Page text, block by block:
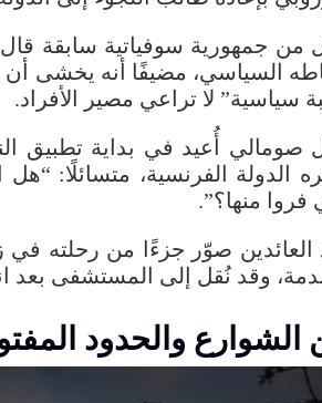
من جمهورية سوفياتية سابقة قال
السياسي، مضيفًا أنه يخشى أن
سياسية” لا تراعي مصير الأفراد.
صومالي أُعيد في بداية تطبيق
الدولة الفرنسية، متسائلًا: “هل
فروا منها؟”.
العائدين صوّر جزءًا من رحلته في
، وقد نُقل إلى المستشفى بعد
الشوارع والحدود